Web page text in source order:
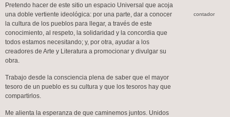
Pretendo hacer de este sitio un espacio Universal que acoja
una doble vertiente ideológica: por una parte, dar a conocer
la cultura de los pueblos para llegar, a través de este
conocimiento, al respeto, la solidaridad y la concordia que
todos estamos necesitando; y, por otra, ayudar a los
creadores de Arte y Literatura a promocionar y divulgar su
obra.
Trabajo desde la consciencia plena de saber que el mayor
tesoro de un pueblo es su cultura y que los tesoros hay que
compartirlos.
Me alienta la esperanza de que caminemos juntos. Unidos
contador